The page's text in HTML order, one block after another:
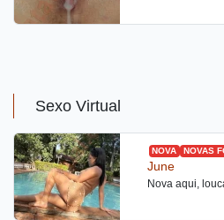
profissional.
Sexo Virtual
NOVA NOVAS
June
Nova aqui,